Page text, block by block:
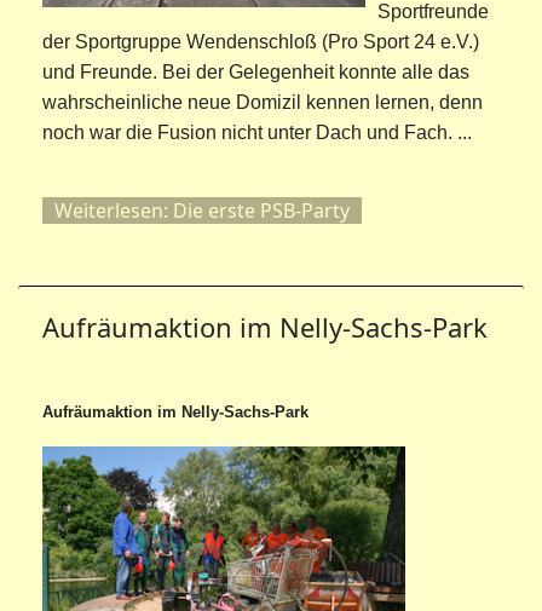
Sportfreunde
der Sportgruppe Wendenschloß (Pro Sport 24 e.V.)
und Freunde. Bei der Gelegenheit konnte alle das
wahrscheinliche neue Domizil kennen lernen, denn
noch war die Fusion nicht unter Dach und Fach. ...
Weiterlesen: Die erste PSB-Party
Aufräumaktion im Nelly-Sachs-Park
Aufräumaktion im Nelly-Sachs-Park